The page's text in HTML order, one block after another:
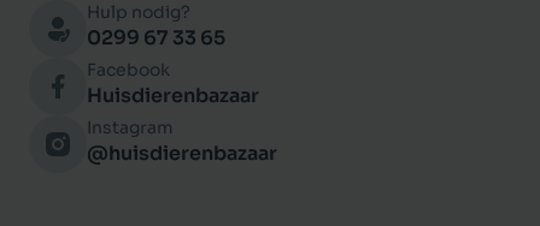
Hulp nodig?
0299 67 33 65
Facebook
Huisdierenbazaar
Instagram
@huisdierenbazaar